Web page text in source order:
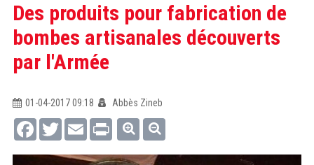
Des produits pour fabrication de
bombes artisanales découverts
par l'Armée
01-04-2017 09:18
Abbès Zineb
FacebookTwitterEmail Print